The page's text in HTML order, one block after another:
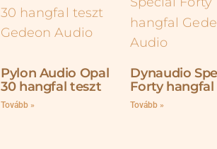
Pylon Audio Opal
30 hangfal teszt
Tovább »
Dynaudio
Forty
Tovább »